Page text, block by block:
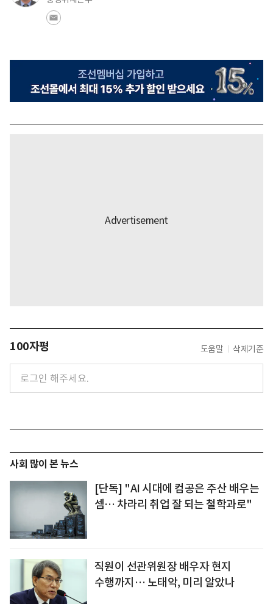
100자평 도움말 삭제기준
사회 많이 본 뉴스
[단독] "AI 시대에 컴공은 주산 배우는
셈… 차라리 취업 잘 되는 철학과로"
직원이 선관위원장 배우자 현지
수행까지… 노태악, 미리 알았나